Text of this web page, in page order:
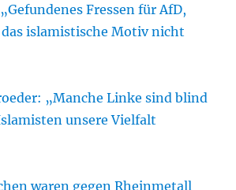
Fressen für AfD,
islamistische Motiv nicht
„Manche Linke sind blind
unsere Vielfalt
waren gegen Rheinmetall